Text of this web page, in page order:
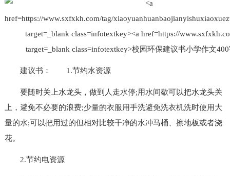
建议书： 1.节约水资源
要随时关上水龙头，做到人走水停;用水间歇可以把水龙头关
上，避免不必要的浪费;少量的衣服用手洗避免洗衣机洗时使用大
量的水;可以把用过的但相对比较干净的水冲马桶、擦地板或者浇
花。
2.节约电资源